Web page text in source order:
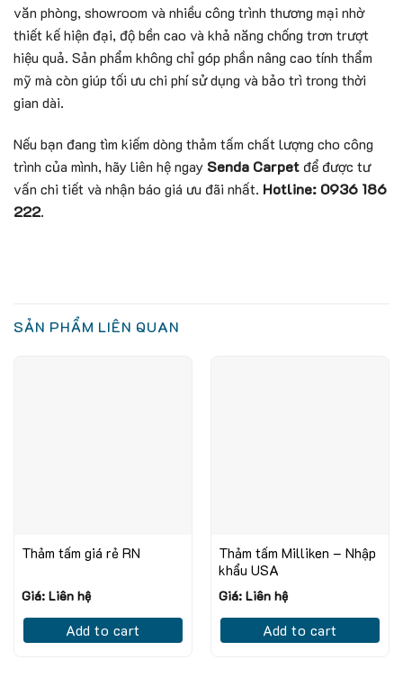
văn phòng, showroom và nhiều công trình thương mại nhờ
thiết kế hiện đại, độ bền cao và khả năng chống trơn trượt
hiệu quả. Sản phẩm không chỉ góp phần nâng cao tính thẩm
mỹ mà còn giúp tối ưu chi phí sử dụng và bảo trì trong thời
gian dài.
Nếu bạn đang tìm kiếm dòng thảm tấm chất lượng cho công
trình của mình, hãy liên hệ ngay Senda Carpet để được tư
vấn chi tiết và nhận báo giá ưu đãi nhất. Hotline: 0936 186
222.
SẢN PHẨM LIÊN QUAN
Thảm tấm giá rẻ RN
Giá: Liên hệ
Add to cart
Thảm tấm Milliken – Nhập
khẩu USA
Giá: Liên hệ
Add to cart